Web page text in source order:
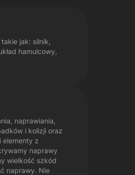
jak: silnik,
hamulcowy,
naprawiania,
i kolizji oraz
elementy z
naprawy
wielkość szkód
naprawy. Nie